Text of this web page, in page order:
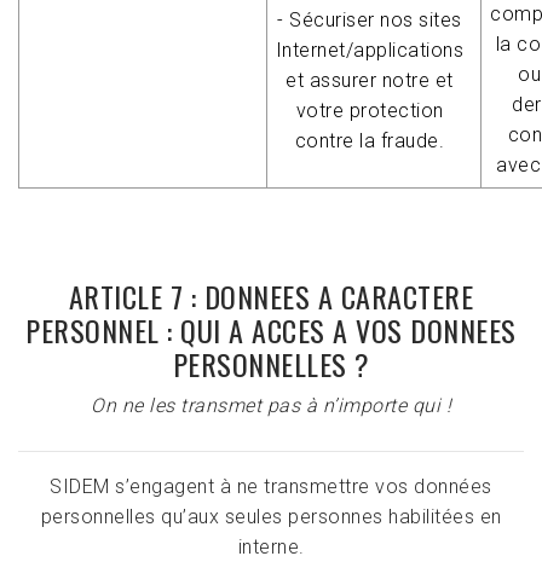
la
- Sécuriser nos sites
Internet/applications
et assurer notre et
votre protection
contre la fraude.
ARTICLE 7 : DONNEES A CARACTERE
PERSONNEL : QUI A ACCES A VOS DONNEES
PERSONNELLES ?
On ne les transmet pas à n’importe qui !
SIDEM s’engagent à ne transmettre vos données
personnelles qu’aux seules personnes habilitées en
interne.